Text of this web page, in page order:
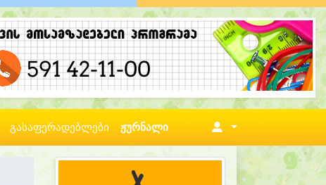
გასაფერადებლები ჟურნალი